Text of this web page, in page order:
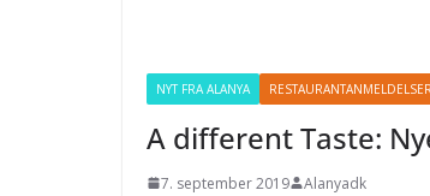
NYT FRA ALANYA RESTAURANTANMELDELSER
A different Taste:
7. september 2019 Alanyadk